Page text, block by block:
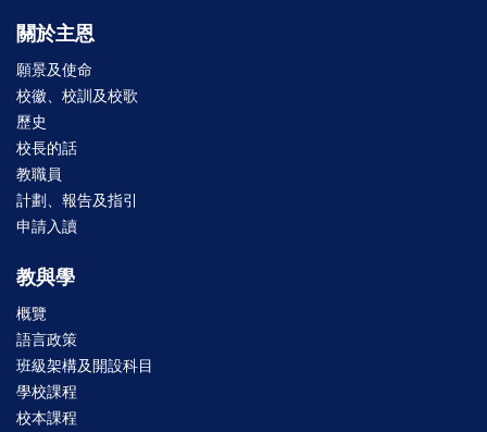
關於主恩
願景及使命
校徽、校訓及校歌
歷史
校長的話
教職員
計劃、報告及指引
申請入讀
教與學
概覽
語言政策
班級架構及開設科目
學校課程
校本課程